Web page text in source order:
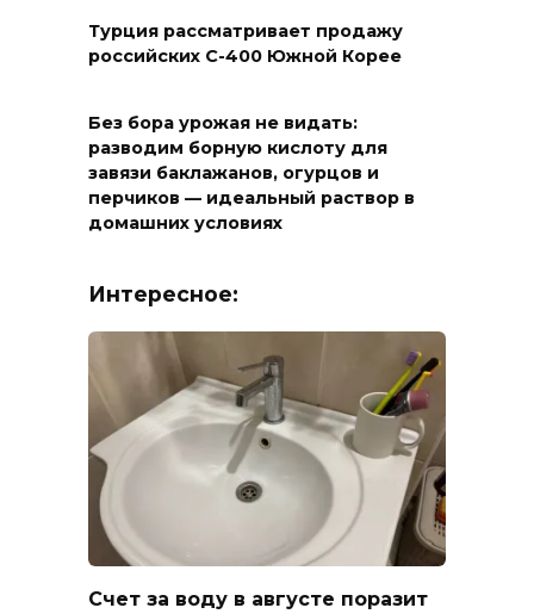
Турция рассматривает продажу
российских С-400 Южной Корее
Без бора урожая не видать:
разводим борную кислоту для
завязи баклажанов, огурцов и
перчиков — идеальный раствор в
домашних условиях
Интересное:
Счет за воду в августе поразит